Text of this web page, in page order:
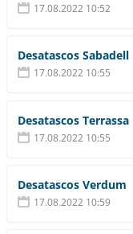
17.08.2022 10:52
Desatascos Sabadell
17.08.2022 10:55
Desatascos Terrassa
17.08.2022 10:55
Desatascos Verdum
17.08.2022 10:59